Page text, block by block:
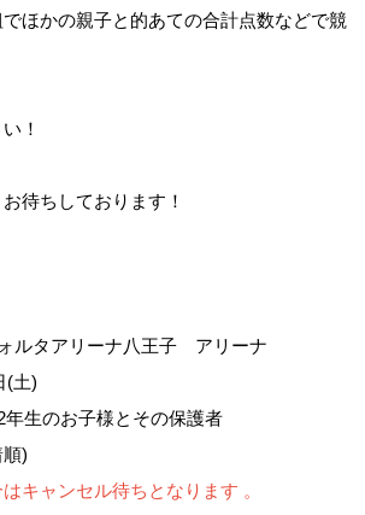
ほかの親子と的あての合計点数などで競
！
待ちしております！
ルタアリーナ八王子 アリーナ
(土)
生のお子様とその保護者
)
キャンセル待ちとなります 。